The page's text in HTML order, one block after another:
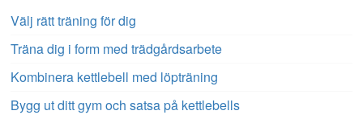
Välj rätt träning för dig
Träna dig i form med trädgårdsarbete
Kombinera kettlebell med löpträning
Bygg ut ditt gym och satsa på kettlebells